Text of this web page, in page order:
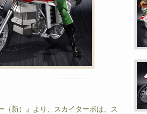
（新）』より、スカイターボは、ス